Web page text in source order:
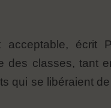
acceptable, écrit
des classes, tant
qui se libéraient